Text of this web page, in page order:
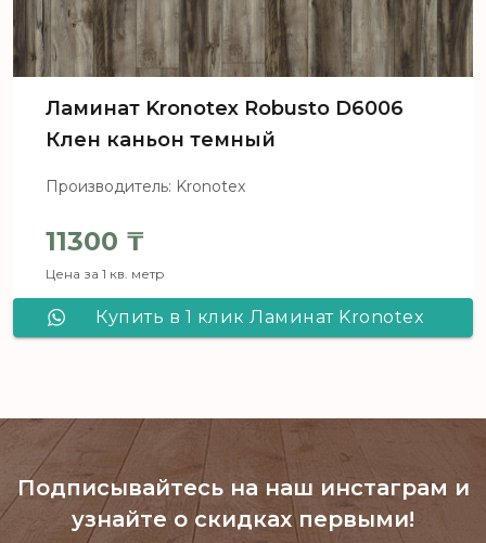
Ламинат Kronotex Robusto D6006
Клен каньон темный
Производитель: Kronotex
11300 ₸
Цена за 1 кв. метр
Купить в 1 клик Ламинат Kronotex
Подписывайтесь на наш инстаграм и
узнайте о скидках первыми!